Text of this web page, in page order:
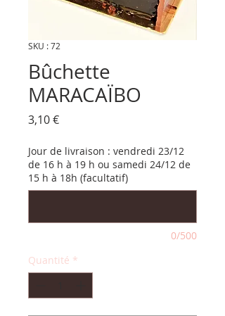
SKU : 72
Bûchette
MARACAÏBO
3,10 €Prix
Jour de livraison : vendredi 23/12
de 16 h à 19 h ou samedi 24/12 de
15 h à 18h (facultatif)
0/500
Quantité *